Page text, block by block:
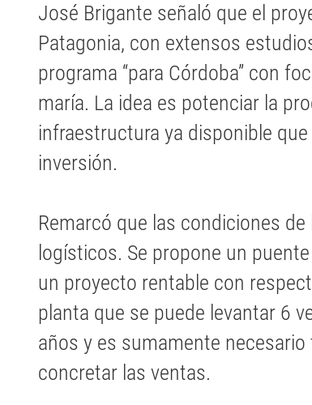
José Brigante señaló que el
Patagonia, con extensos
programa “para Córdoba” con
maría. La idea es potenciar la
infraestructura ya disponible
inversión.
Remarcó que las condiciones
logísticos. Se propone un
un proyecto rentable con
planta que se puede levantar 6
años y es sumamente
concretar las ventas.